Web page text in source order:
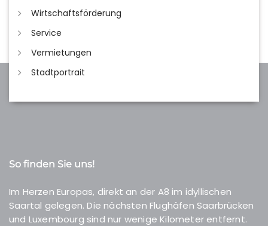
Wirtschaftsförderung
Service
Vermietungen
Stadtportrait
So finden Sie uns!
Im Herzen Europas, direkt an der A8 im idyllischen
Saartal gelegen. Die nächsten Flughäfen Saarbrücken
und Luxembourg sind nur wenige Kilometer entfernt.